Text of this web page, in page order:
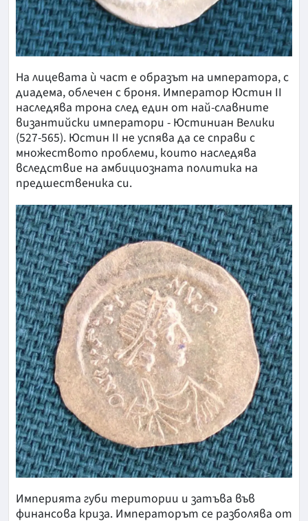
На лицевата ѝ част е образът на императора, с
диадема, облечен с броня. Император Юстин II
наследява трона след един от най-славните
византийски императори - Юстиниан Велики
(527-565). Юстин II не успява да се справи с
множеството проблеми, които наследява
вследствие на амбициозната политика на
предшественика си.
Империята губи територии и затъва във
финансова криза. Императорът се разболява от